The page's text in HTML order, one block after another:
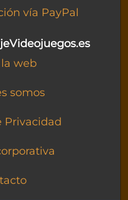
vía PayPal
web
somos
Privacidad